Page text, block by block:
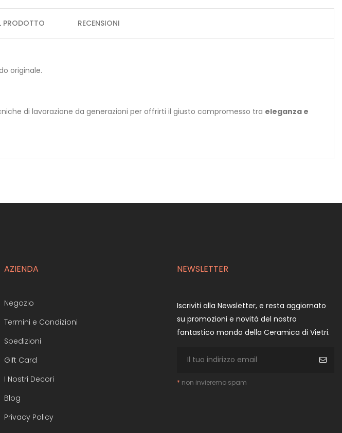
PRODOTTO RECENSIONI
originale.
di lavorazione da generazioni per offrirti il giusto compromesso tra eleganza e
AZIENDA
Negozio
Termini e Condizioni
Spedizioni
Gift Card
I Nostri Decori
Blog
Privacy Policy
NEWSLETTER
Iscriviti alla Newsletter, e resta aggiornato
su promozioni e novità del nostro
fantastico mondo della Ceramica di Vietri.
* non invieremo spam